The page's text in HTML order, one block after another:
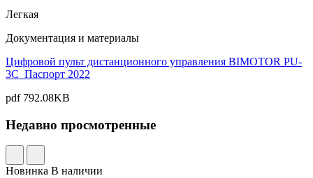
Легкая
Документация и материалы
Цифровой пульт дистанционного управления BIMOTOR PU-
3C_Паспорт 2022
pdf 792.08KB
Недавно просмотренные
Новинка В наличии